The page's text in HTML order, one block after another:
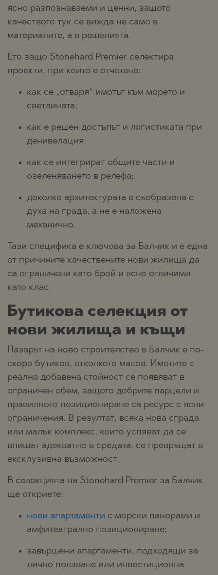
ясно разпознаваеми и ценни, защото
качеството тук се вижда не само в
материалите, а в решенията.
Ето защо Stonehard Premier селектира
проекти, при които е отчетено:
как се „отваря“ имотът към морето и
светлината;
как е решен достъпът и логистиката при
денивелация;
как се интегрират общите части и
озеленяването в релефа;
доколко архитектурата е съобразена с
духа на града, а не е наложена
механично.
Тази специфика е ключова за Балчик и е една
от причините качествените нови жилища да
са ограничени като брой и ясно отличими
като клас.
Бутикова селекция от
нови жилища и къщи
Пазарът на ново строителство в Балчик е по-
скоро бутиков, отколкото масов. Имотите с
реална добавена стойност се появяват в
ограничен обем, защото добрите парцели и
правилното позициониране са ресурс с ясни
ограничения. В резултат, всяка нова сграда
или малък комплекс, които успяват да се
впишат адекватно в средата, се превръщат в
ексклузивна възможност.
В селекцията на Stonehard Premier за Балчик
ще откриете:
нови апартаменти с морски панорами и
амфитеатрално позициониране;
завършени апартаменти, подходящи за
лично ползване или инвестиционна